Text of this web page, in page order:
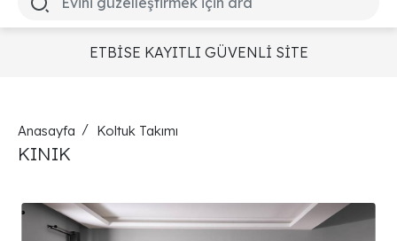
ETBİSE KAYITLI GÜVENLİ SİTE
Anasayfa Koltuk Takımı
KINIK